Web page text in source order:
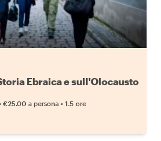
Ebraica e sull'Olocausto
€25.00 a persona • 1.5 ore